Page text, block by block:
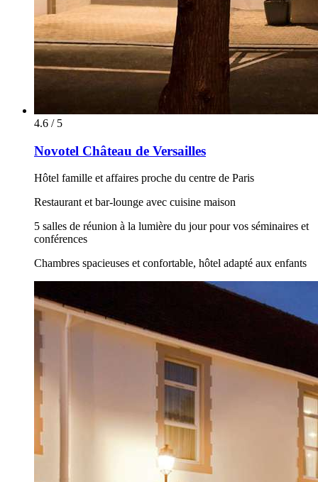
4.6 / 5
Novotel Château de Versailles
Hôtel famille et affaires proche du centre de Paris
Restaurant et bar-lounge avec cuisine maison
5 salles de réunion à la lumière du jour pour vos séminaires et
conférences
Chambres spacieuses et confortable, hôtel adapté aux enfants